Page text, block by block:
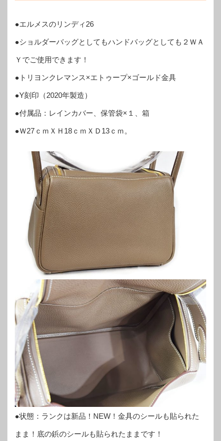
●エルメスのリンディ26
●ショルダーバッグとしてもハンドバッグとしても２ＷＡ
Ｙでご使用できます！
●トリヨンクレマンス×エトゥープ×ゴールド金具
●Y刻印（2020年製造）
●付属品：レインカバー、保管袋×１、箱
●Ｗ27ｃｍＸＨ18ｃｍＸＤ13ｃｍ。
●状態：ランクは新品！NEW！金具のシールも貼られた
まま！底の鋲のシールも貼られたままです！